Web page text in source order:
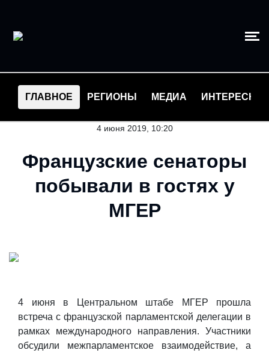
ГЛАВНОЕ РЕГИОНЫ МЕДИА ИНТЕРЕСНОЕ
4 июня 2019, 10:20
Французские сенаторы
побывали в гостях у
МГЕР
4 июня в Центральном штабе МГЕР прошла
встреча c французской парламентской делегации в
рамках международного направления. Участники
обсудили межпарламентское взаимодействие, а